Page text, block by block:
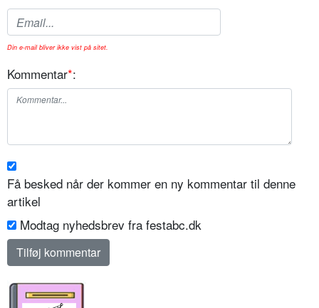
Din e-mail bliver ikke vist på sitet.
Kommentar*:
Få besked når der kommer en ny kommentar til denne
artikel
Modtag nyhedsbrev fra festabc.dk